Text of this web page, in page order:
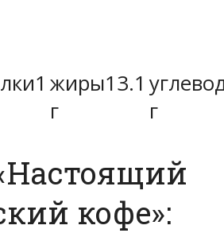
жиры13.1
г
г
кофе»: